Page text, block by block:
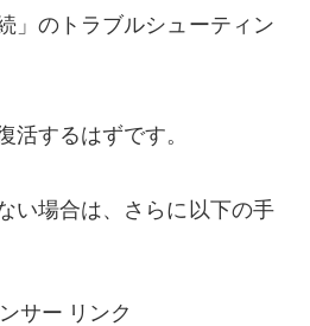
」のトラブルシューティン
活するはずです。
い場合は、さらに以下の手
サー リンク